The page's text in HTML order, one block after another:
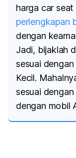
harga car seat
perlengkapan
dengan
Jadi, bijaklah
sesuai
Kecil.
sesuai
dengan mobil